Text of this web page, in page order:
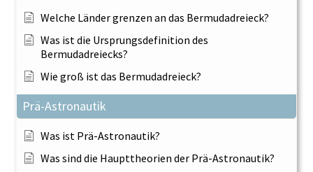
Welche Länder grenzen an das Bermudadreieck?
Was ist die Ursprungsdefinition des
Bermudadreiecks?
Wie groß ist das Bermudadreieck?
Prä-Astronautik
Was ist Prä-Astronautik?
Was sind die Haupttheorien der Prä-Astronautik?